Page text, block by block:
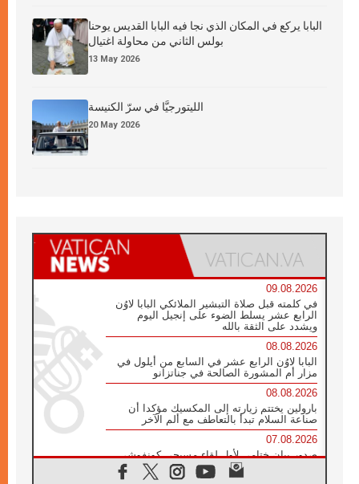
البابا يركع في المكان الذي نجا فيه البابا القديس يوحنا
بولس الثاني من محاولة اغتيال
13 May 2026
الليتورجيَّا في سرّ الكنيسة
20 May 2026
09.08.2026
في كلمته قبل صلاة التبشير الملائكي البابا لاوُن
الرابع عشر يسلط الضوء على إنجيل اليوم
ويشدد على الثقة بالله
08.08.2026
البابا لاوُن الرابع عشر في السابع من أيلول في
مزار أم المشورة الصالحة في جناتزانو
08.08.2026
بارولين يختتم زيارته إلى المكسيك مؤكدا أن
صناعة السلام تبدأ بالتعاطف مع ألم الآخر
07.08.2026
صدور بيان ختامي لأول لقاء مسيحي كونفوشي
بمشاركة الدائرة الفاتيكانية للحوار بين الأديان